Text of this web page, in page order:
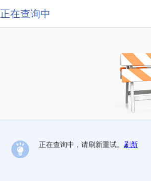
正在查询中
正在查询中，请刷新重试。 刷新